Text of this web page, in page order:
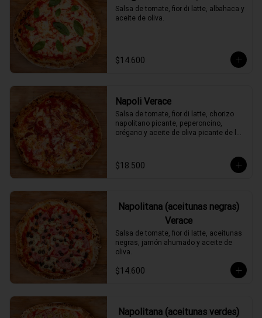
Salsa de tomate, fior di latte, albahaca y
aceite de oliva.
$14.600
Napoli Verace
Salsa de tomate, fior di latte, chorizo
napolitano picante, peperoncino,
orégano y aceite de oliva picante de la
$18.500
Napolitana (aceitunas negras)
Verace
Salsa de tomate, fior di latte, aceitunas
negras, jamón ahumado y aceite de
oliva.
$14.600
Napolitana (aceitunas verdes)